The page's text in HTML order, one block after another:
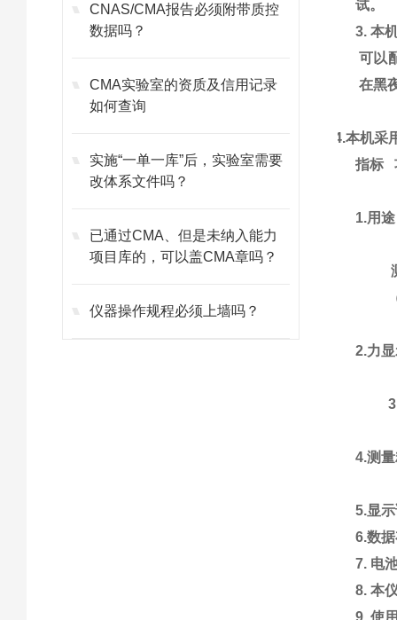
CNAS/CMA报告必须附带质控
数据吗？
CMA实验室的资质及信用记录
如何查询
实施“一单一库”后，实验室需要
改体系文件吗？
已通过CMA、但是未纳入能力
项目库的，可以盖CMA章吗？
仪器操作规程必须上墙吗？
试。
3. 本
可以
在黑
4.本机采
指标
1.用
测
（
2.力
4.测
5.显
6.数
7. 电
8. 本
9. 使